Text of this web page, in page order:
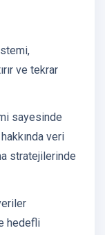
ve tekrar
sayesinde
veri
stratejilerinde
hedefli